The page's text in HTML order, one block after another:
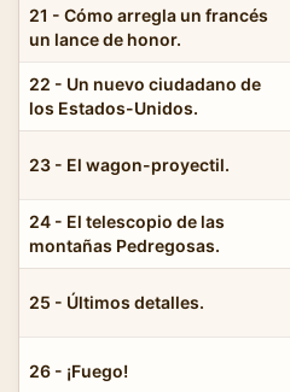
21 - Cómo arregla un francés
un lance de honor.
22 - Un nuevo ciudadano de
los Estados-Unidos.
23 - El wagon-proyectil.
24 - El telescopio de las
montañas Pedregosas.
25 - Últimos detalles.
26 - ¡Fuego!